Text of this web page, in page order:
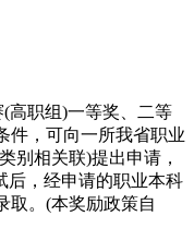
高职组)一等奖、二等
件，可向一所我省职业
别相关联)提出申请，
后，经申请的职业本科
取。(本奖励政策自